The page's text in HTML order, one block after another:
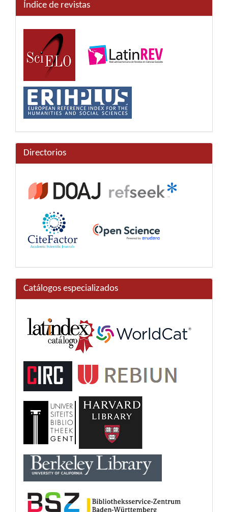
Índice de revistas
Directorios
Catálogos especializados